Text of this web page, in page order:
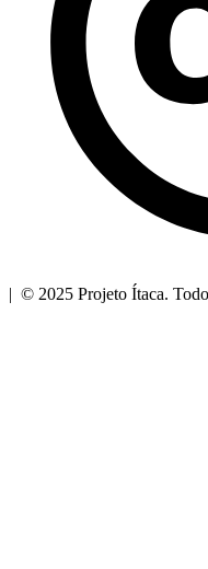
| © 2025 Projeto Ítaca.